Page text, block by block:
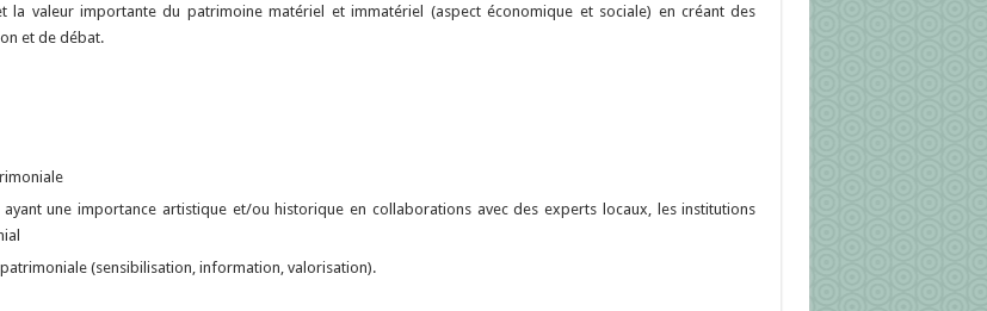
la valeur importante du patrimoine matériel et immatériel (aspect économique et sociale) en créant des
et de débat.
une importance artistique et/ou historique en collaborations avec des experts locaux, les institutions
(sensibilisation, information, valorisation).